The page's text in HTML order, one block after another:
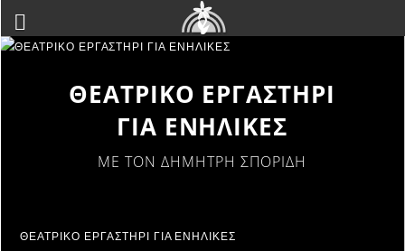
ΘΕΑΤΡΙΚΟ ΕΡΓΑΣΤΗΡΙ
ΓΙΑ ΕΝΗΛΙΚΕΣ
ΜΕ ΤΟΝ ΔΗΜΗΤΡΗ ΣΠΟΡΙΔΗ
ΘΕΑΤΡΙΚΟ ΕΡΓΑΣΤΗΡΙ ΓΙΑ ΕΝΗΛΙΚΕΣ